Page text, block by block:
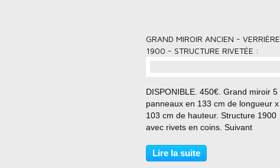
GRAND MIROIR ANCIEN - VERRIÈRE
1900 - STRUCTURE RIVETÉE :
DISPONIBLE. 450€. Grand miroir 5
panneaux en 133 cm de longueur x
103 cm de hauteur. Structure 1900
avec rivets en coins. Suivant
panneaux montés sur un cadre
ancien. Le cadre métallique est issu
Lire la suite